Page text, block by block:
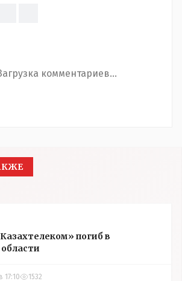
комментариев...
погиб в
17:10 1532